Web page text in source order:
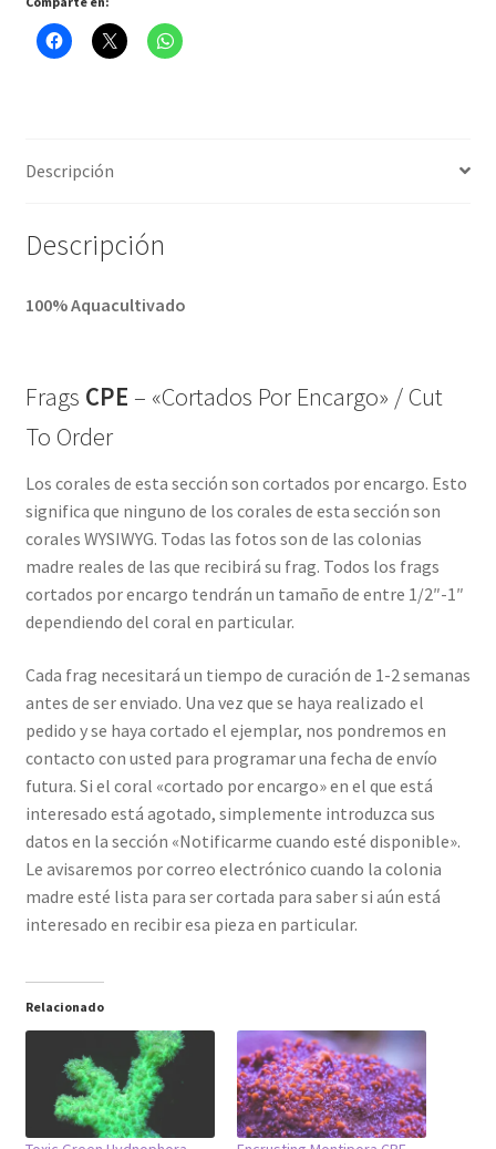
Descripción
Descripción
100% Aquacultivado
Frags CPE – «Cortados Por Encargo» / Cut
To Order
Los corales de esta sección son cortados por encargo. Esto
significa que ninguno de los corales de esta sección son
corales WYSIWYG. Todas las fotos son de las colonias
madre reales de las que recibirá su frag. Todos los frags
cortados por encargo tendrán un tamaño de entre 1/2″-1″
dependiendo del coral en particular.
Cada frag necesitará un tiempo de curación de 1-2 semanas
antes de ser enviado. Una vez que se haya realizado el
pedido y se haya cortado el ejemplar, nos pondremos en
contacto con usted para programar una fecha de envío
futura. Si el coral «cortado por encargo» en el que está
interesado está agotado, simplemente introduzca sus
datos en la sección «Notificarme cuando esté disponible».
Le avisaremos por correo electrónico cuando la colonia
madre esté lista para ser cortada para saber si aún está
interesado en recibir esa pieza en particular.
Relacionado